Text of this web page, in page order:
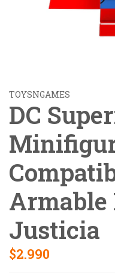
TOYSNGAMES
DC
Armable
Justicia
$2.990